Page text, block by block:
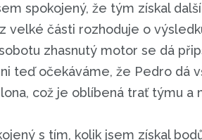
spokojený, že tým získal
velké části rozhoduje o
zhasnutý motor se dá
teď očekáváme, že Pedro dá
což je oblíbená trať týmu a
s tím, kolik jsem získal